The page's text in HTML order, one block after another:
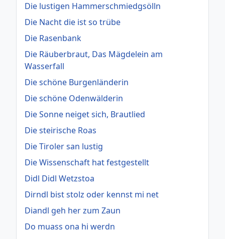
Die lustigen Hammerschmiedgsölln
Die Nacht die ist so trübe
Die Rasenbank
Die Räuberbraut, Das Mägdelein am
Wasserfall
Die schöne Burgenländerin
Die schöne Odenwälderin
Die Sonne neiget sich, Brautlied
Die steirische Roas
Die Tiroler san lustig
Die Wissenschaft hat festgestellt
Didl Didl Wetzstoa
Dirndl bist stolz oder kennst mi net
Diandl geh her zum Zaun
Do muass ona hi werdn